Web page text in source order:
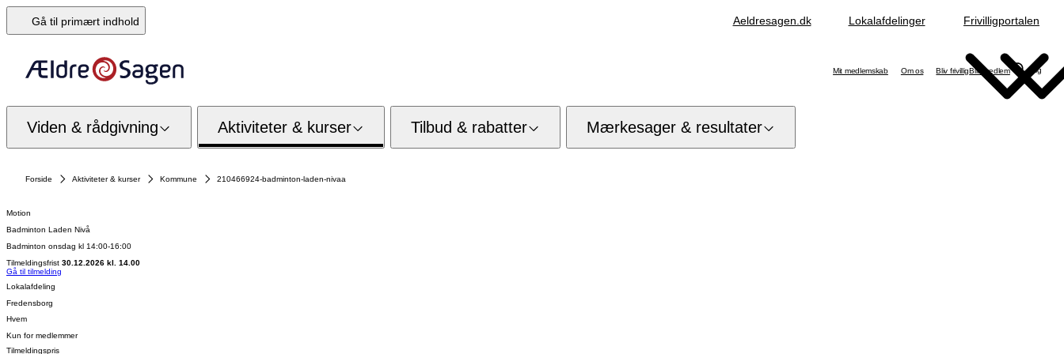
Gå til primært indhold Aeldresagen.dk Lokalafdelinger Frivilligportalen
Mit medlemskab Om os Bliv frivilligBliv medlem Søg
Viden & rådgivning Aktiviteter & kurser Tilbud & rabatter Mærkesager & resultater
Forside Aktiviteter & kurser Kommune 210466924-badminton-laden-nivaa
Motion
Badminton Laden Nivå
Badminton onsdag kl 14:00-16:00
Tilmeldingsfrist 30.12.2026 kl. 14.00
Gå til tilmelding
Lokalafdeling
Fredensborg
Hvem
Kun for medlemmer
Tilmeldingspris